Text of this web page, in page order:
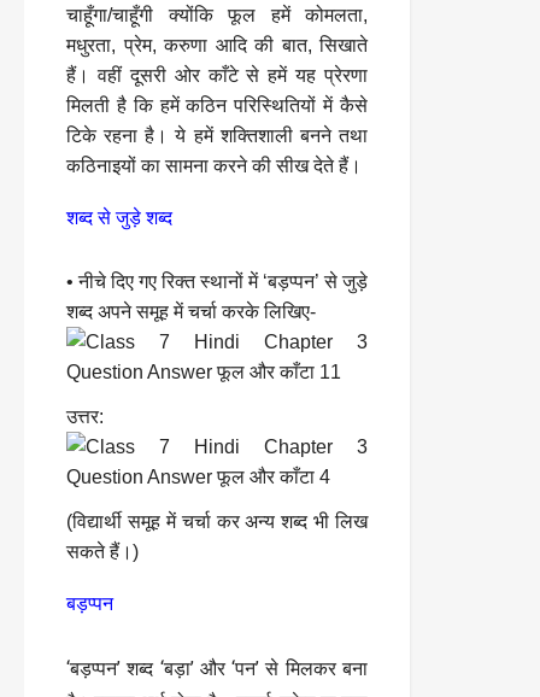
चाहूँगा/चाहूँगी क्योंकि फूल हमें कोमलता,
मधुरता, प्रेम, करुणा आदि की बात, सिखाते
हैं। वहीं दूसरी ओर काँटे से हमें यह प्रेरणा
मिलती है कि हमें कठिन परिस्थितियों में कैसे
टिके रहना है। ये हमें शक्तिशाली बनने तथा
कठिनाइयों का सामना करने की सीख देते हैं।
शब्द से जुड़े शब्द
• नीचे दिए गए रिक्त स्थानों में ‘बड़प्पन’ से जुड़े
शब्द अपने समूह में चर्चा करके लिखिए-
उत्तर:
(विद्यार्थी समूह में चर्चा कर अन्य शब्द भी लिख
सकते हैं।)
बड़प्पन
‘बड़प्पन’ शब्द ‘बड़ा’ और ‘पन’ से मिलकर बना